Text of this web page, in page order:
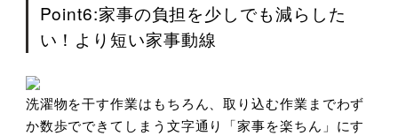
Point6:家事の負担を少しでも減らした
い！より短い家事動線
洗濯物を干す作業はもちろん、取り込む作業までわず
か数歩でできてしまう文字通り「家事を楽ちん」にす